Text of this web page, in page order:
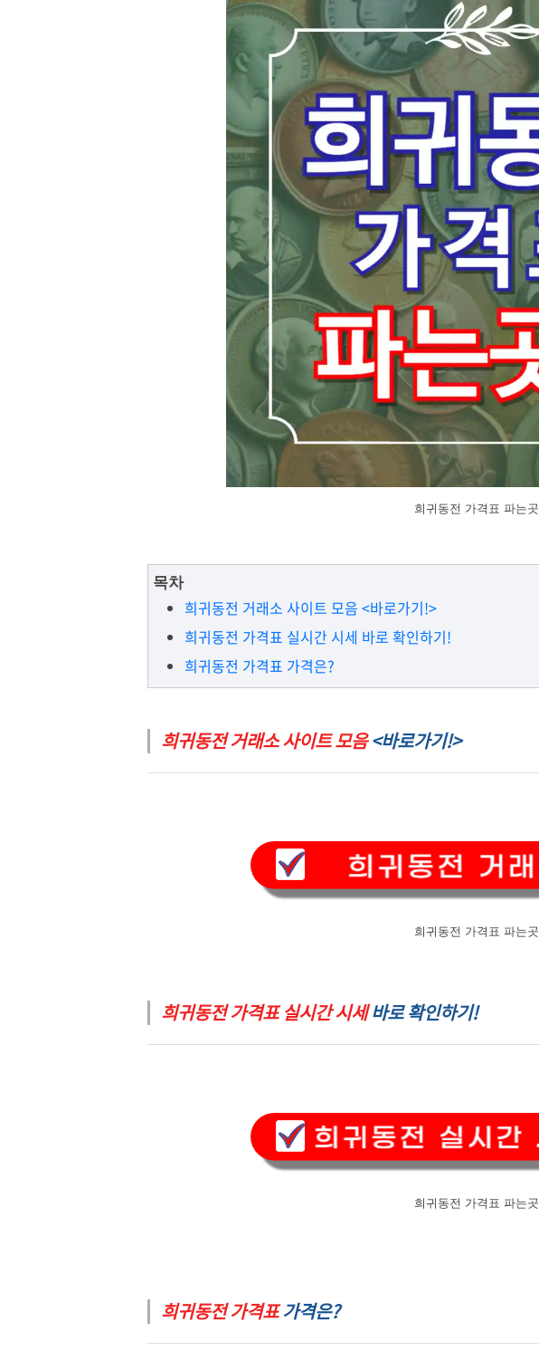
희귀동전 가격표 파는곳
목차
희귀동전 거래소 사이트 모음 <바로가기!>
희귀동전 가격표 실시간 시세 바로 확인하기!
희귀동전 가격표 가격은?
희귀동전 거래소 사이트 모음<바로가기!>
희귀동전 가격표 파는곳
희귀동전 가격표 실시간 시세바로 확인하기!
희귀동전 가격표 파는곳
희귀동전 가격표가격은?